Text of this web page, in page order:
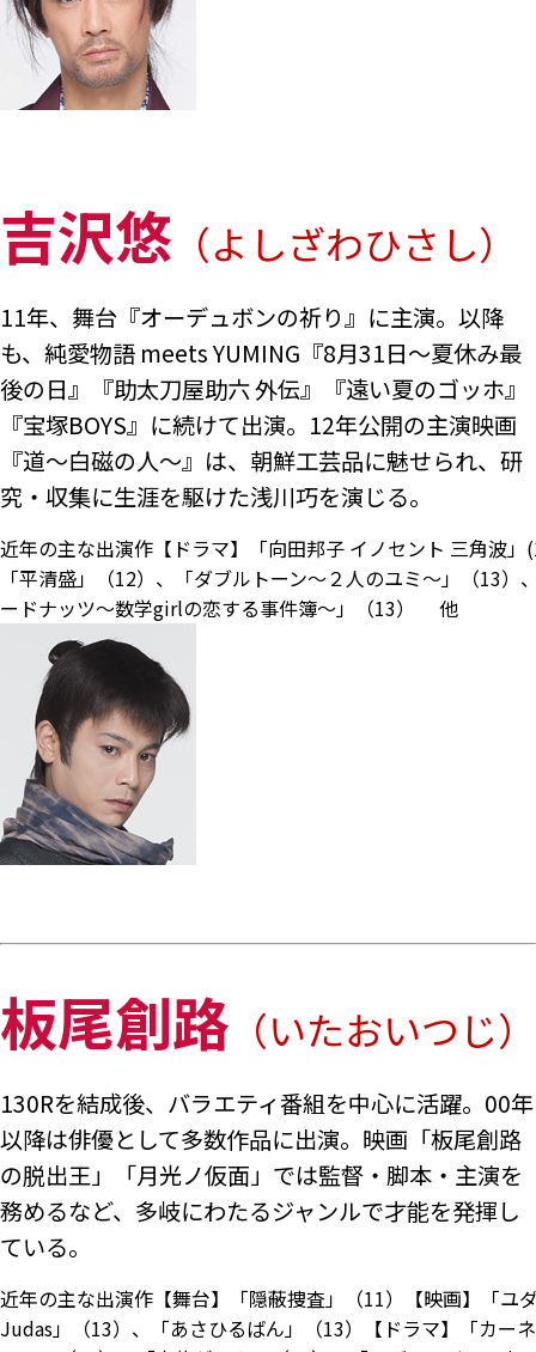
吉沢悠 （よしざわひさし）
11年、舞台『オーデュボンの祈り』に主演。以降
も、純愛物語 meets YUMING『8月31日～夏休み最
後の日』『助太刀屋助六 外伝』『遠い夏のゴッホ』
『宝塚BOYS』に続けて出演。12年公開の主演映画
『道～白磁の人～』は、朝鮮工芸品に魅せられ、研
究・収集に生涯を駆けた浅川巧を演じる。
近年の主な出演作【ドラマ】「向田邦子 イノセント 三角波」
「平清盛」（12）、「ダブルトーン～２人のユミ～」（13）
ードナッツ～数学girlの恋する事件簿～」（13） 他
板尾創路 （いたおいつじ）
130Rを結成後、バラエティ番組を中心に活躍。00年
以降は俳優として多数作品に出演。映画「板尾創路
の脱出王」「月光ノ仮面」では監督・脚本・主演を
務めるなど、多岐にわたるジャンルで才能を発揮し
ている。
近年の主な出演作【舞台】「隠蔽捜査」（11）【映画】「ユ
Judas」（13）、「あさひるばん」（13）【ドラマ】「カー